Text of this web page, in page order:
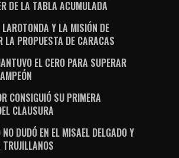
DE LA TABLA ACUMULADA
Y LA MISIÓN DE
LA PROPUESTA DE CARACAS
EL CERO PARA SUPERAR
CONSIGUIÓ SU PRIMERA
CLAUSURA
DUDÓ EN EL MISAEL DELGADO Y